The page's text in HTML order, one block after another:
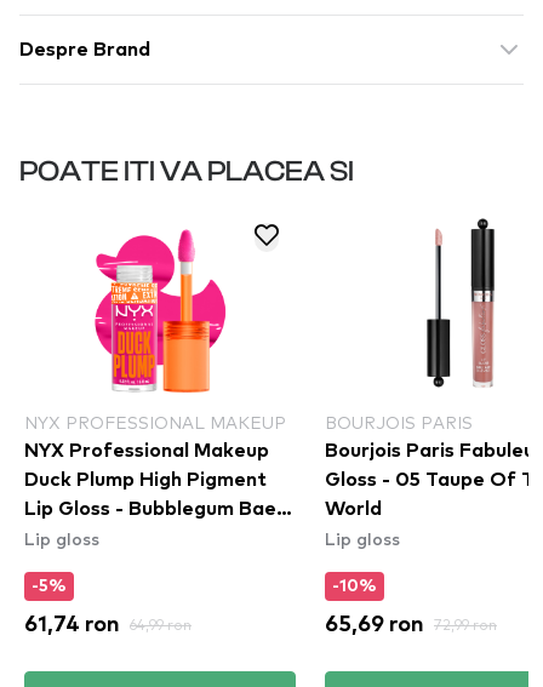
Despre Brand
POATE ITI VA PLACEA SI
NYX PROFESSIONAL MAKEUP
NYX Professional Makeup
Duck Plump High Pigment
Lip Gloss - Bubblegum Bae
(DPLL12)
Lip gloss
-5%
61,74 ron 64,99 ron
BOURJOIS PARIS
Bourjois Paris
Gloss - 05 Taupe Of
World
Lip gloss
-10%
65,69 ron 72,99 ron